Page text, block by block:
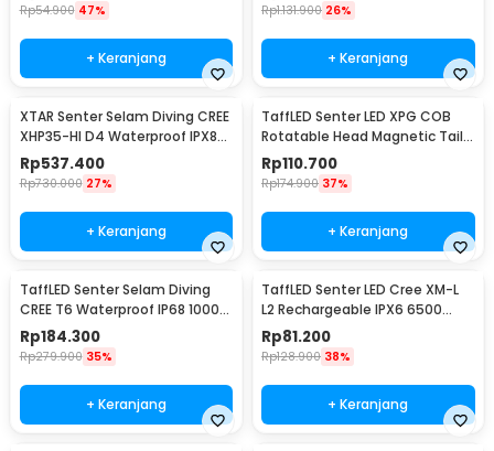
Rp54.900 47%
+ Keranjang
Rp1.131.900 26%
+ Keranjang
XTAR Senter Selam Diving CREE
XHP35-HI D4 Waterproof IPX8
1600 Lumens - D26 1600S
Rp537.400
Rp730.000 27%
+ Keranjang
TaffLED Senter LED XPG COB
Rotatable Head Magnetic Tail
10000 Lumens - 3189A
Rp110.700
Rp174.900 37%
+ Keranjang
TaffLED Senter Selam Diving
CREE T6 Waterproof IP68 10000
Lumens - TG-S151
Rp184.300
Rp279.900 35%
+ Keranjang
TaffLED Senter LED Cree XM-L
L2 Rechargeable IPX6 6500
Lumens - 701
Rp81.200
Rp128.900 38%
+ Keranjang